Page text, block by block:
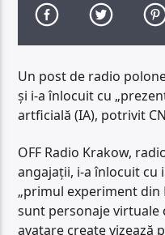
Un post de radio
și i-a înlocuit cu
artficială (IA), potrivit
OFF Radio Krakow,
angajații, i-a înlocuit
„primul experiment
sunt personaje virtuale
avatare create vizează